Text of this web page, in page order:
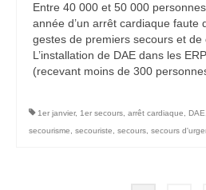
Entre 40 000 et 50 000
année d’un arrêt cardiaque faute
gestes de premiers secours et de
L’installation de DAE dans les
(recevant moins de 300
1er janvier, 1er secours arrêt cardiaque DAE
secourisme
secouriste secours secours